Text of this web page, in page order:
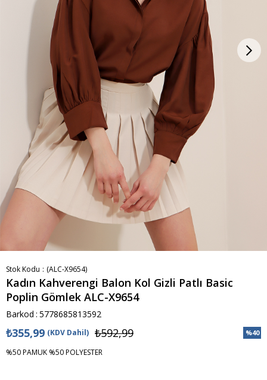
Stok Kodu (ALC-X9654)
Kadın Kahverengi Balon Kol Gizli Patlı Basic
Poplin Gömlek ALC-X9654
Barkod : 5778685813592
%40
₺592,99
₺355,99 (KDV Dahil)
%50 PAMUK %50 POLYESTER